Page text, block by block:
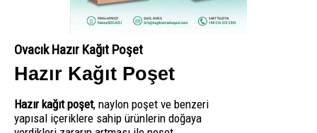
Ovacık Hazır Kağıt Poşet
Hazır Kağıt Poşet
Hazır kağıt poşet, naylon poşet ve benzeri
yapısal içeriklere sahip ürünlerin doğaya